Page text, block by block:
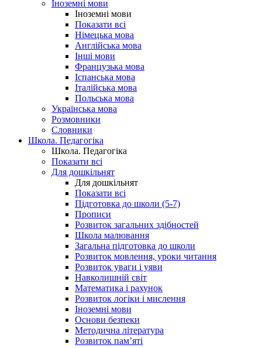
Іноземні мови
Іноземні мови
Показати всі
Німецька мова
Англійська мова
Інші мови
Французька мова
Іспанська мова
Італійська мова
Польська мова
Українська мова
Розмовники
Словники
Школа. Педагогіка
Школа. Педагогіка
Показати всі
Для дошкільнят
Для дошкільнят
Показати всі
Підготовка до школи (5-7)
Прописи
Розвиток загальних здібностей
Школа малювання
Загальна підготовка до школи
Розвиток мовлення, уроки читання
Розвиток уваги і уяви
Навколишній світ
Математика і рахунок
Розвиток логіки і мислення
Іноземні мови
Основи безпеки
Методична література
Розвиток пам’яті